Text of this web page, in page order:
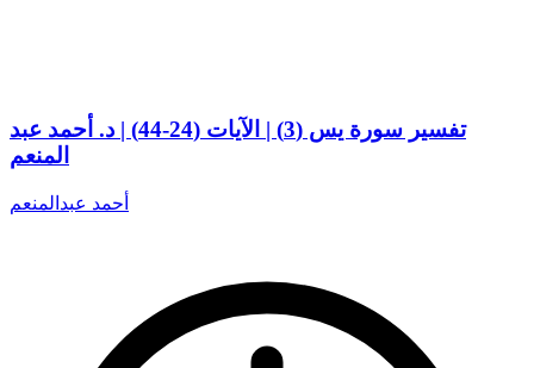
تفسير سورة يس (3) | الآيات (24-44) | د. أحمد عبد
المنعم
أحمد عبدالمنعم